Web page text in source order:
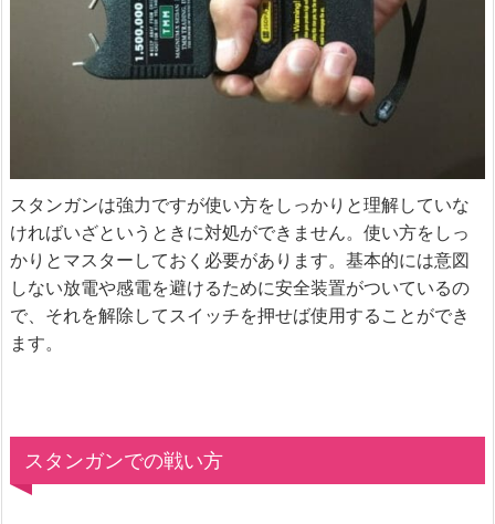
スタンガンは強力ですが使い方をしっかりと理解していな
ければいざというときに対処ができません。使い方をしっ
かりとマスターしておく必要があります。基本的には意図
しない放電や感電を避けるために安全装置がついているの
で、それを解除してスイッチを押せば使用することができ
ます。
スタンガンでの戦い方